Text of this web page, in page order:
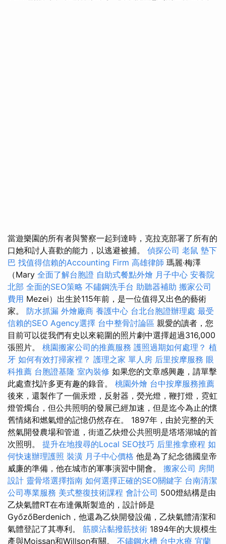
當遊樂園的所有者與警察一起到達時，克拉克部署了所有的
口她和討人喜歡的能力，以逃避被捕。 偵探公司 老鼠 墊下
巴 找值得信賴的Accounting Firm 高雄律師 瑪麗·梅澤
（Mary 全面了解台胞證 自助式餐點外燴 月子中心 安養院
北部 全面的SEO策略 不鏽鋼洗手台 助聽器補助 搬家公司
費用 Mezei）出生於115年前，是一位值得又出色的藝術
家。 防水抓漏 外燴廠商 養護中心 台北台胞證辦理處 最受
信賴的SEO Agency選擇 台中整骨討論區 親愛的讀者，您
目前可以從我們有史以來範圍的照片劇中選擇超過316,000
張照片。 桃園搬家公司的推薦服務 護照過期如何處理？ 植
牙 如何有效打掃家裡？ 護理之家 單人房 后里按摩服務 眼
科推薦 台胞證基隆 室內裝修 如果您的文章感興趣，請單擊
此處查找許多更有趣的錄音。 桃園外燴 台中按摩服務推薦
後來，還製作了一個汞燈，反射器，熒光燈，鞭打燈，霓虹
燈管燭台，但公共照明的發展已經加速，但是迄今為止的懷
舊情緒和燃氣燈的記憶仍然存在。 1897年，由於完整的天
然氣開發農場和管道，街道乙炔燈公共照明是塔塔湖城的首
次照明。 提升在地搜尋的Local SEO技巧 后里推拿療程 如
何快速辦理護照 裝潢 月子中心價格 他是為了紀念德國皇帝
威廉的準備，他在城市的軍事演習中開會。 搬家公司 房間
設計 靈骨塔選擇指南 如何選擇正確的SEO關鍵字 台南清潔
公司專業服務 美式整復技術課程 會計公司 500燈結構是由
乙炔氣體RT在布達佩斯製造的，設計師是
GyőzőBerdenich，他還為乙炔開發設備，乙炔氣體清潔和
氣體登記了其專利。 筋膜沾黏撥筋技術 1894年的大規模生
產與Moissan和Willson有關。 不鏽鋼水槽 台中水療 宜蘭